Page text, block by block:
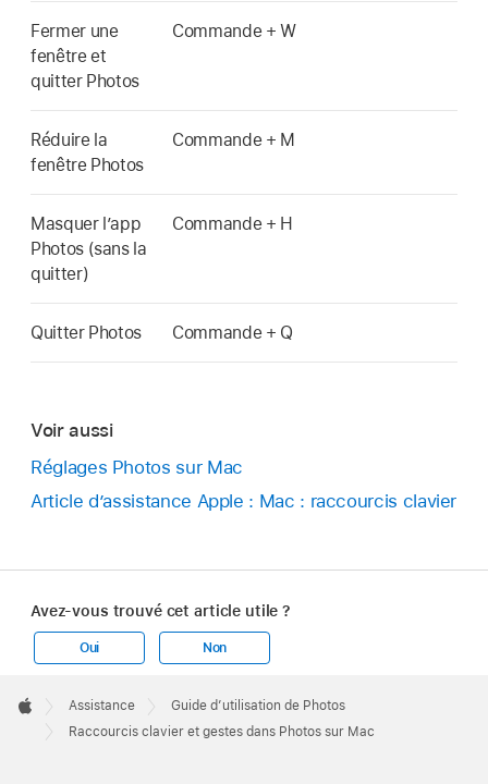
Fermer une
fenêtre et
quitter Photos
Commande + W
Réduire la
fenêtre Photos
Commande + M
Masquer l’app
Photos (sans la
quitter)
Commande + H
Quitter Photos Commande + Q
Voir aussi
Réglages Photos sur Mac
Article d’assistance Apple : Mac : raccourcis clavier
Avez-vous trouvé cet article utile ?
Oui Non
Footer

Apple
Assistance
Guide d’utilisation de Photos
Raccourcis clavier et gestes dans Photos sur Mac